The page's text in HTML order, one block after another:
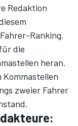
Redaktion
Ranking.
die
heran.
zweier Fahrer